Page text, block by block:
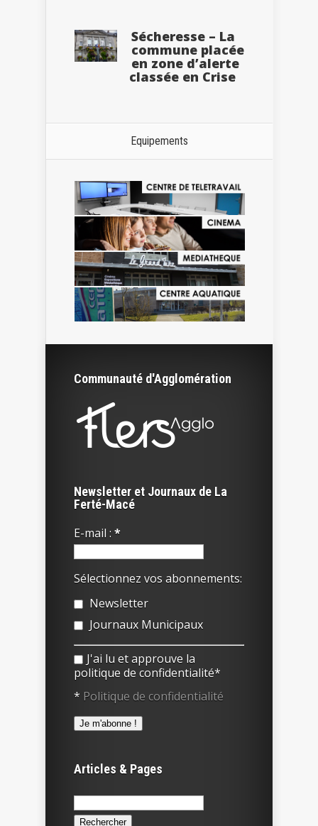
Sécheresse – La
commune placée
en zone d’alerte
classée en Crise
Equipements
Communauté d'Agglomération
Newsletter et Journaux de La
Ferté-Macé
E-mail : *
Sélectionnez vos abonnements:
Newsletter
Journaux Municipaux
J'ai lu et approuve la
politique de confidentialité*
* Politique de confidentialité
Articles & Pages
Rechercher :